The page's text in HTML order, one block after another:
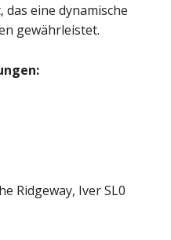
eine dynamische
gewährleistet.
Ridgeway, Iver SL0